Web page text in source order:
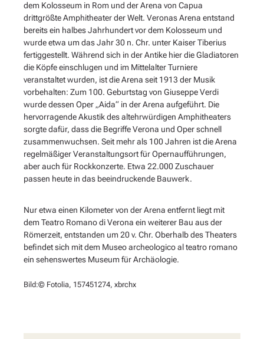
dem Kolosseum in Rom und der Arena von Capua
drittgrößte Amphitheater der Welt. Veronas Arena entstand
bereits ein halbes Jahrhundert vor dem Kolosseum und
wurde etwa um das Jahr 30 n. Chr. unter Kaiser Tiberius
fertiggestellt. Während sich in der Antike hier die Gladiatoren
die Köpfe einschlugen und im Mittelalter Turniere
veranstaltet wurden, ist die Arena seit 1913 der Musik
vorbehalten: Zum 100. Geburtstag von Giuseppe Verdi
wurde dessen Oper „Aida“ in der Arena aufgeführt. Die
hervorragende Akustik des altehrwürdigen Amphitheaters
sorgte dafür, dass die Begriffe Verona und Oper schnell
zusammenwuchsen. Seit mehr als 100 Jahren ist die Arena
regelmäßiger Veranstaltungsort für Opernaufführungen,
aber auch für Rockkonzerte. Etwa 22.000 Zuschauer
passen heute in das beeindruckende Bauwerk.
Nur etwa einen Kilometer von der Arena entfernt liegt mit
dem Teatro Romano di Verona ein weiterer Bau aus der
Römerzeit, entstanden um 20 v. Chr. Oberhalb des Theaters
befindet sich mit dem Museo archeologico al teatro romano
ein sehenswertes Museum für Archäologie.
Bild:© Fotolia, 157451274, xbrchx